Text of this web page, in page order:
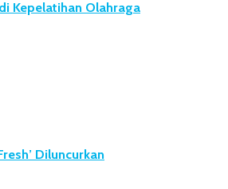
Kepelatihan Olahraga
Diluncurkan